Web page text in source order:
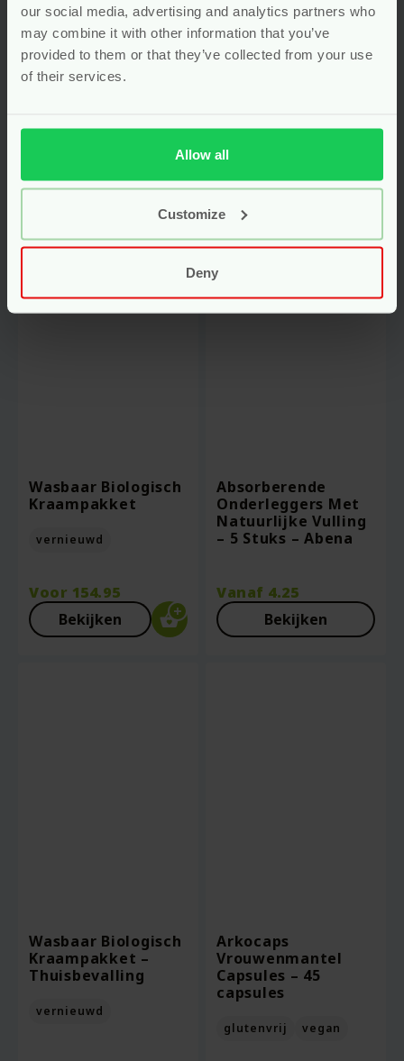
our social media, advertising and analytics partners who
may combine it with other information that you’ve
provided to them or that they’ve collected from your use
of their services.
Allow all
Customize
Deny
Natuurlijk &
Duurzaam
Kraampakket –
Excellent
Abena
Absorberende
Onderleggers +
Matrasbeschermer
Wasbaar Biologisch
Kraampakket
vernieuwd
Voor 154.95
Bekijken
Absorberende
Onderleggers Met
Natuurlijke Vulling
– 5 Stuks – Abena
Vanaf 4.25
Bekijken
Wasbaar Biologisch
Kraampakket –
Thuisbevalling
vernieuwd
Arkocaps
Vrouwenmantel
Capsules – 45
capsules
glutenvrij vegan